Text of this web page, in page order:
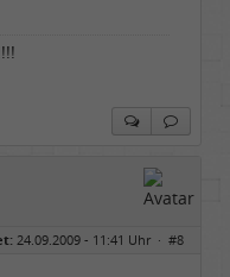
24.09.2009 - 11:41 Uhr · #8